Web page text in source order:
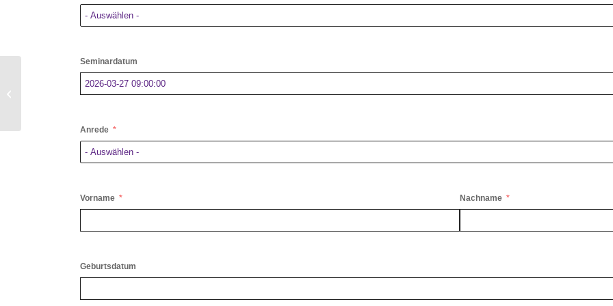
Seminardatum
Anrede
Vorname Nachname
Geburtsdatum
Live-Online-Schulung
Sicherheitskontrollen bei Fracht &